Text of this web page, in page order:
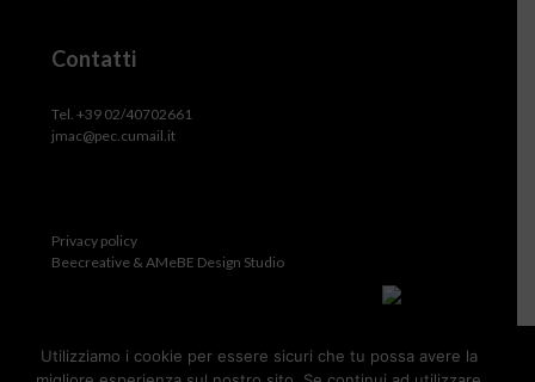
Contatti
Tel. +39 02/40702661
jmac@pec.cumail.it
Privacy policy
Beecreative & AMeBE Design Studio
Utilizziamo i cookie per essere sicuri che tu possa avere la